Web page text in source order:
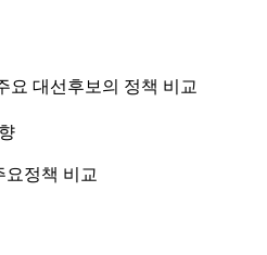
요 대선후보의 정책 비교
요정책 비교